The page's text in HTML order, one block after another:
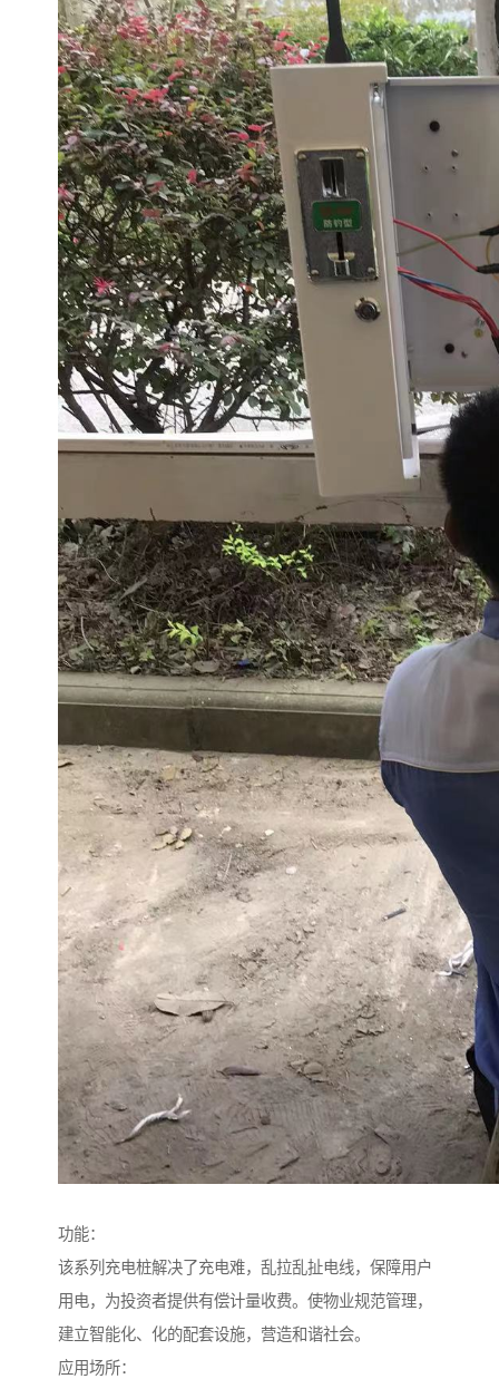
功能：
该系列充电桩解决了充电难，乱拉乱扯电线，保障用户
用电，为投资者提供有偿计量收费。使物业规范管理，
建立智能化、化的配套设施，营造和谐社会。
应用场所：